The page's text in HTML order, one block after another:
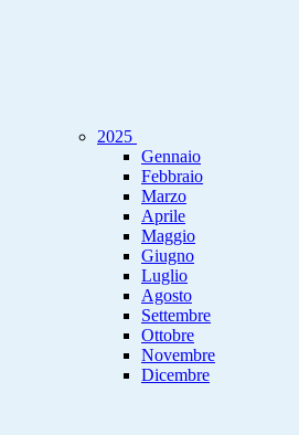
2025
Gennaio
Febbraio
Marzo
Aprile
Maggio
Giugno
Luglio
Agosto
Settembre
Ottobre
Novembre
Dicembre